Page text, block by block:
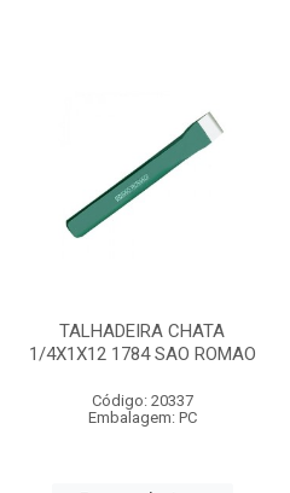
TALHADEIRA CHATA
1/4X1X12 1784 SAO ROMAO
Código: 20337
Embalagem: PC